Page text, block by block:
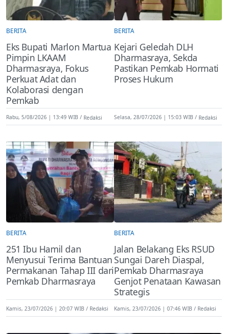
BERITA
Eks Bupati Marlon Martua
Pimpin LKAAM
Dharmasraya, Fokus
Perkuat Adat dan
Kolaborasi dengan
Pemkab
Rabu, 5/08/2026 | 13:49 WIB Redaksi
BERITA
Kejari Geledah DLH
Dharmasraya, Sekda
Pastikan Pemkab Hormati
Proses Hukum
Selasa, 28/07/2026 | 15:03 WIB Redaksi
BERITA
251 Ibu Hamil dan
Menyusui Terima Bantuan
Permakanan Tahap III dari
Pemkab Dharmasraya
Kamis, 23/07/2026 | 20:07 WIB Redaksi
BERITA
Jalan Belakang Eks RSUD
Sungai Dareh Diaspal,
Pemkab Dharmasraya
Genjot Penataan Kawasan
Strategis
Kamis, 23/07/2026 | 07:46 WIB Redaksi